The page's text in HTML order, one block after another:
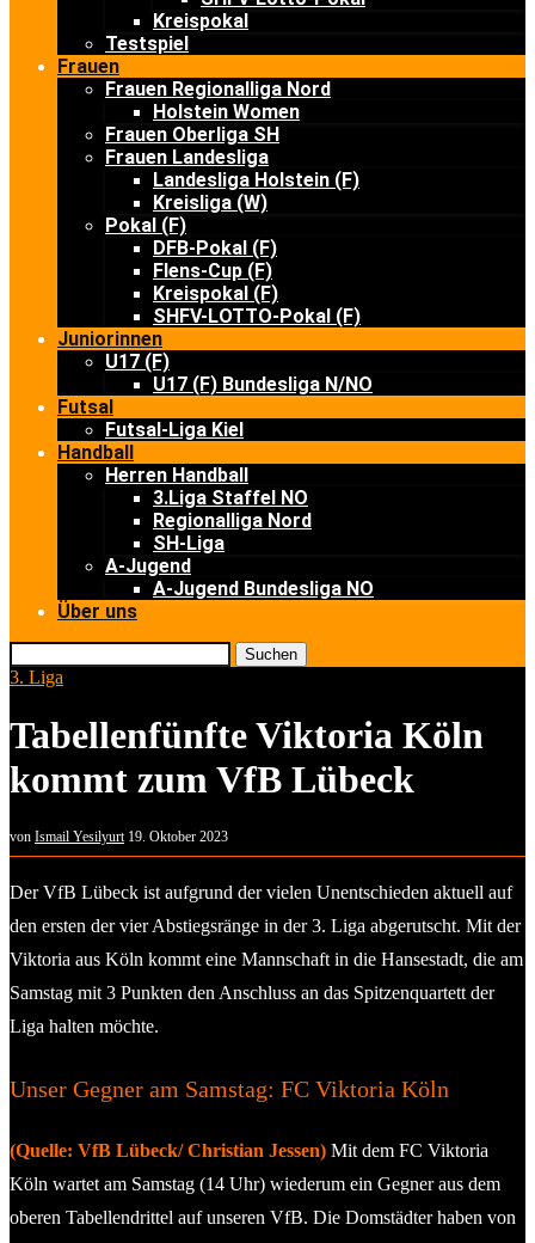
Kreispokal
Testspiel
Frauen
Frauen Regionalliga Nord
Holstein Women
Frauen Oberliga SH
Frauen Landesliga
Landesliga Holstein (F)
Kreisliga (W)
Pokal (F)
DFB-Pokal (F)
Flens-Cup (F)
Kreispokal (F)
SHFV-LOTTO-Pokal (F)
Juniorinnen
U17 (F)
U17 (F) Bundesliga N/NO
Futsal
Futsal-Liga Kiel
Handball
Herren Handball
3.Liga Staffel NO
Regionalliga Nord
SH-Liga
A-Jugend
A-Jugend Bundesliga NO
Über uns
Suchen
3. Liga
Tabellenfünfte Viktoria Köln
kommt zum VfB Lübeck
von Ismail Yesilyurt 19. Oktober 2023
Der VfB Lübeck ist aufgrund der vielen Unentschieden aktuell auf
den ersten der vier Abstiegsränge in der 3. Liga abgerutscht. Mit der
Viktoria aus Köln kommt eine Mannschaft in die Hansestadt, die am
Samstag mit 3 Punkten den Anschluss an das Spitzenquartett der
Liga halten möchte.
Unser Gegner am Samstag: FC Viktoria Köln
(Quelle: VfB Lübeck/ Christian Jessen) Mit dem FC Viktoria
Köln wartet am Samstag (14 Uhr) wiederum ein Gegner aus dem
oberen Tabellendrittel auf unseren VfB. Die Domstädter haben von